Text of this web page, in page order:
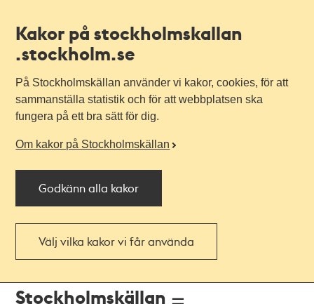
Kakor på stockholmskallan
.stockholm.se
På Stockholmskällan använder vi kakor, cookies, för att
sammanställa statistik och för att webbplatsen ska
fungera på ett bra sätt för dig.
Om kakor på Stockholmskällan
Godkänn alla kakor
Välj vilka kakor vi får använda
Stockholmskällan